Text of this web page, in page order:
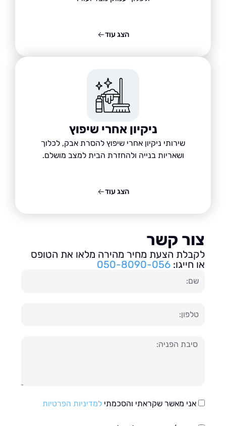
ניקיון אחרי שיפוץ
שירותי ניקיון אחרי שיפוץ להסרת אבק, לכלוך
ושאריות בנייה ולהחזרת הבית למצב מושלם.
קשר
הצעת מחיר מהירה מלאו את הטופס
חייגו:050-8090-056
אני מאשר שקראתי והסכמתילמדיניות הפרטיות